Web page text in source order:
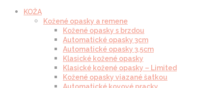
KOŽA
Kožené opasky a remene
Kožené opasky s brzdou
Automatické opasky 3cm
Automatické opasky 3.5cm
Klasické kožené opasky
Klasické kožené opasky – Limited
Kožené opasky viazané šatkou